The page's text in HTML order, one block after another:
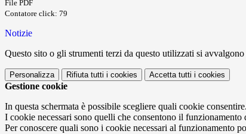
File PDF
Contatore click: 79
Notizie
Questo sito o gli strumenti terzi da questo utilizzati si
Personalizza Rifiuta tutti i cookies Accetta tutti i cookies
Gestione cookie
In questa schermata è possibile scegliere quali cookie consentire.
I cookie necessari sono quelli che consentono il
Per conoscere quali sono i cookie necessari al funzionamento